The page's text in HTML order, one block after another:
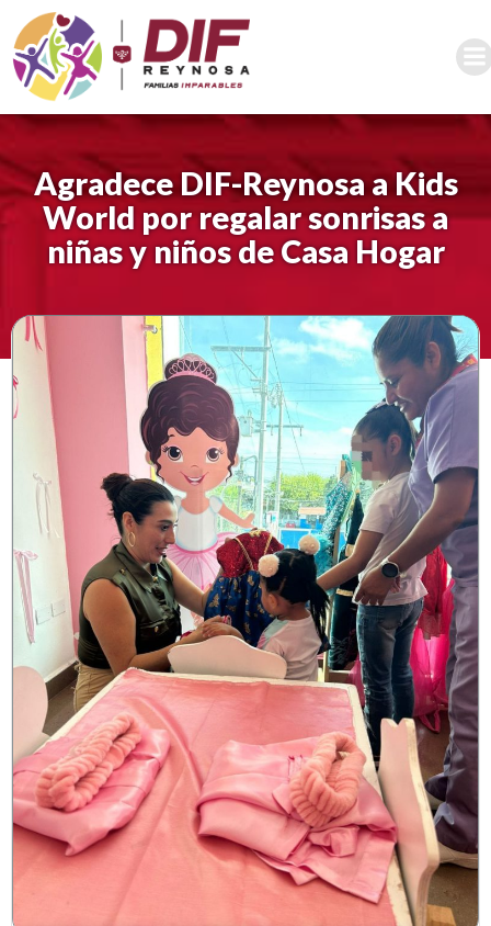
al
contenido
Agradece DIF-Reynosa a Kids
World por regalar sonrisas a
niñas y niños de Casa Hogar